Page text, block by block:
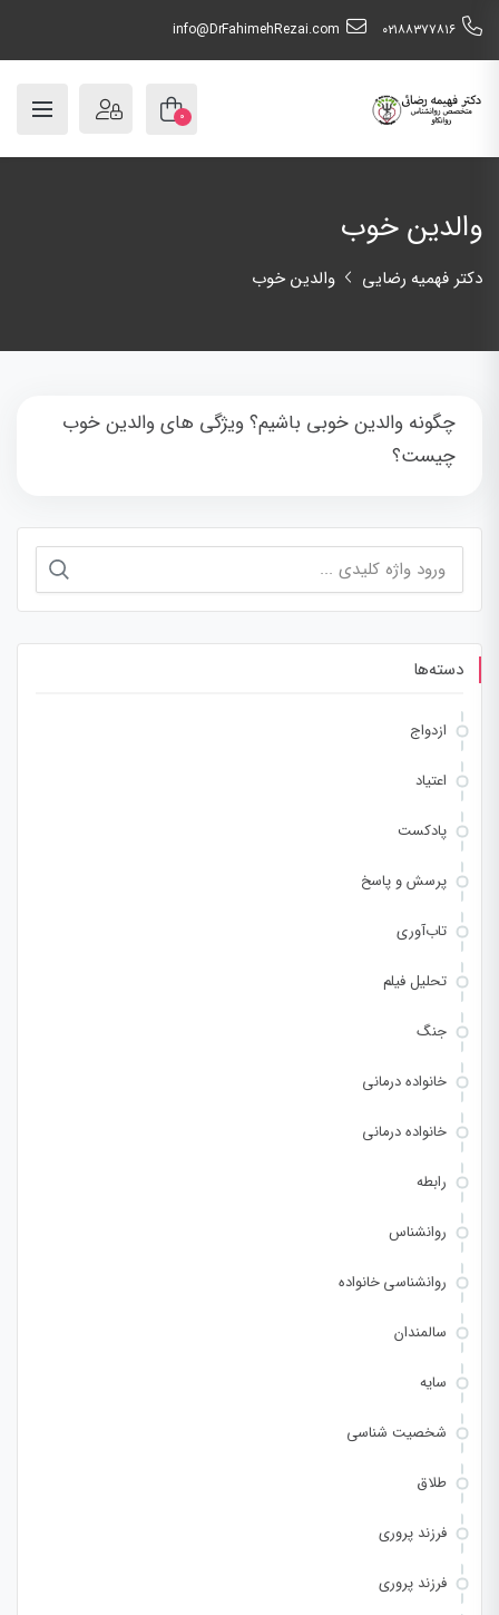
٠٢١٨٨٣٧٧٨١٦ info@DrFahimehRezai.com
۰
والدین خوب
دکتر فهمیه رضایی والدین خوب
چگونه والدین خوبی باشیم؟ ویژگی های والدین خوب
چیست؟
جستجو
برای:
دسته‌ها
ازدواج
اعتیاد
پادکست
پرسش و پاسخ
تاب‌آوری
تحلیل فیلم
جنگ
خانواده درمانی
خانواده درمانی
رابطه
روانشناس
روانشناسی خانواده
سالمندان
سایه
شخصیت شناسی
طلاق
فرزند پروری
فرزند پروری